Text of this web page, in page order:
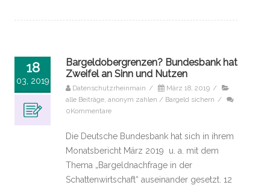
18
03, 2019
Bargeldobergrenzen? Bundesbank hat
Zweifel an Sinn und Nutzen
Datenschutzrheinmain / März 18, 2019 /
alle Beiträge, anonym zahlen / Bargeld sichern /
0Kommentare
Die Deutsche Bundesbank hat sich in ihrem
Monatsbericht März 2019 u. a. mit dem
Thema „Bargeldnachfrage in der
Schattenwirtschaft“ auseinander gesetzt. 12